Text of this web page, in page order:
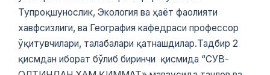
Тупроқшунослик, Экология ва ҳаёт фаолияти
хавфсизлиги, ва География кафедраси профессор
ўқитувчилари, талабалари қатнашдилар.Тадбир 2
қисмдан иборат бўлиб биринчи қисмида “СУВ-